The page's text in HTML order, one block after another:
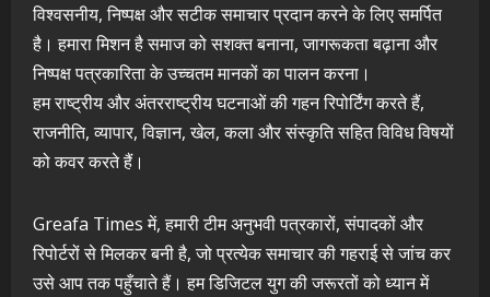
विश्वसनीय, निष्पक्ष और सटीक समाचार प्रदान करने के लिए समर्पित
है। हमारा मिशन है समाज को सशक्त बनाना, जागरूकता बढ़ाना और
निष्पक्ष पत्रकारिता के उच्चतम मानकों का पालन करना।
हम राष्ट्रीय और अंतरराष्ट्रीय घटनाओं की गहन रिपोर्टिंग करते हैं,
राजनीति, व्यापार, विज्ञान, खेल, कला और संस्कृति सहित विविध विषयों
को कवर करते हैं।
Greafa Times में, हमारी टीम अनुभवी पत्रकारों, संपादकों और
रिपोर्टरों से मिलकर बनी है, जो प्रत्येक समाचार की गहराई से जांच कर
उसे आप तक पहुँचाते हैं। हम डिजिटल युग की जरूरतों को ध्यान में